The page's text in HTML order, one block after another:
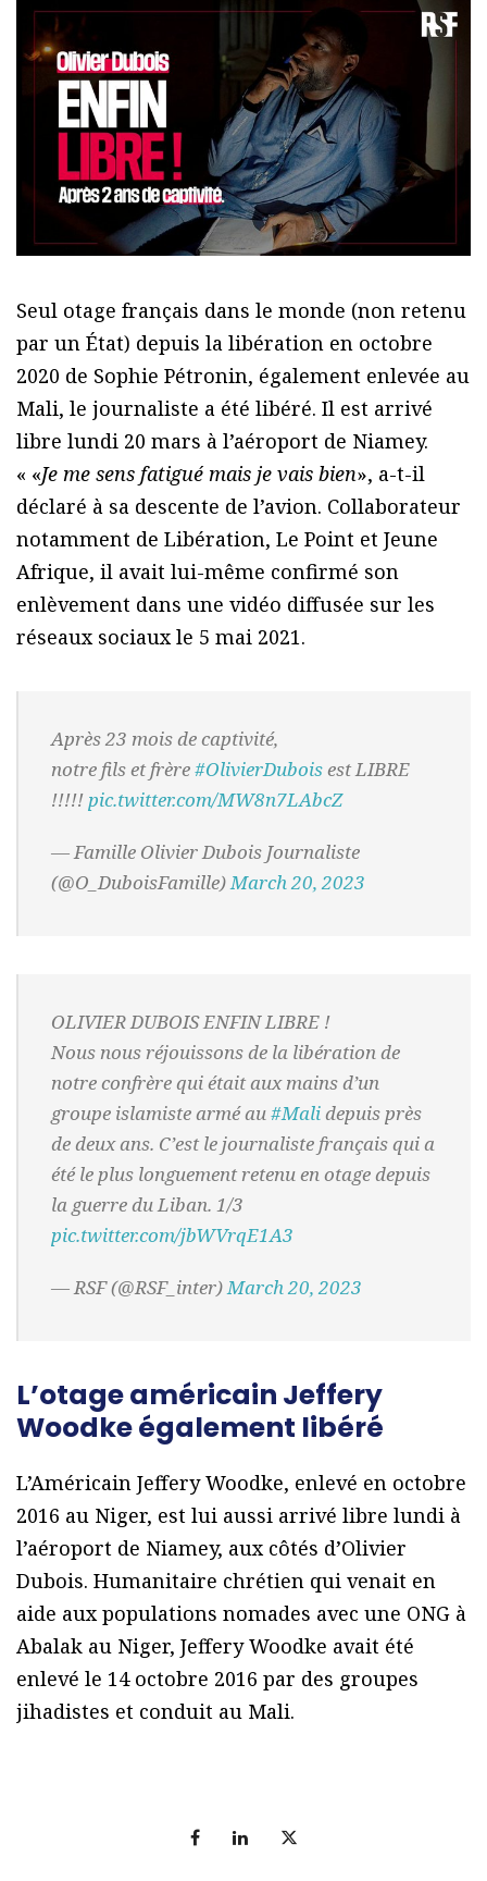
Seul otage français dans le monde (non retenu
par un État) depuis la libération en octobre
2020 de Sophie Pétronin, également enlevée au
Mali, le journaliste a été libéré. Il est arrivé
libre lundi 20 mars à l’aéroport de Niamey.
« «Je me sens fatigué mais je vais bien», a-t-il
déclaré à sa descente de l’avion. Collaborateur
notamment de Libération, Le Point et Jeune
Afrique, il avait lui-même confirmé son
enlèvement dans une vidéo diffusée sur les
réseaux sociaux le 5 mai 2021.
Après 23 mois de captivité,
notre fils et frère#OlivierDuboisest LIBRE
!!!!!pic.twitter.com/MW8n7LAbcZ
— Famille Olivier Dubois Journaliste
(@O_DuboisFamille)March 20, 2023
️OLIVIER DUBOIS ENFIN LIBRE !
Nous nous réjouissons de la libération de
notre confrère qui était aux mains d’un
groupe islamiste armé au#Malidepuis près
de deux ans. C’est le journaliste français qui a
été le plus longuement retenu en otage depuis
la guerre du Liban. 1/3
pic.twitter.com/jbWVrqE1A3
— RSF (@RSF_inter)March 20, 2023
L’otage américain Jeffery
Woodke également libéré
L’Américain Jeffery Woodke, enlevé en octobre
2016 au Niger, est lui aussi arrivé libre lundi à
l’aéroport de Niamey, aux côtés d’Olivier
Dubois. Humanitaire chrétien qui venait en
aide aux populations nomades avec une ONG à
Abalak au Niger, Jeffery Woodke avait été
enlevé le 14 octobre 2016 par des groupes
jihadistes et conduit au Mali.